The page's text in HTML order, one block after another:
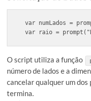
polygonPath.filled
var fillColor = new
fillColor.red =
}
createPolygon();